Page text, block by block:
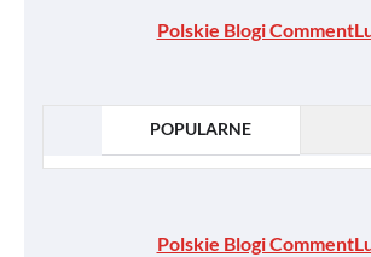
Polskie Blogi
POPULARNE
Polskie Blogi